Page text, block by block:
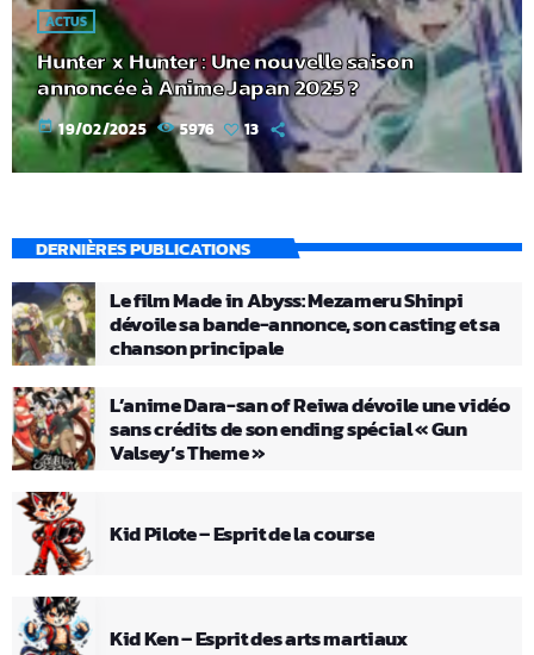
ACTUS
Hunter x Hunter : Une nouvelle saison
annoncée à Anime Japan 2025 ?
today 19/02/2025 5976 13
DERNIÈRES PUBLICATIONS
Le film Made in Abyss: Mezameru Shinpi
dévoile sa bande-annonce, son casting et sa
chanson principale
L’anime Dara-san of Reiwa dévoile une vidéo
sans crédits de son ending spécial « Gun
Valsey’s Theme »
Kid Pilote – Esprit de la course
Kid Ken – Esprit des arts martiaux